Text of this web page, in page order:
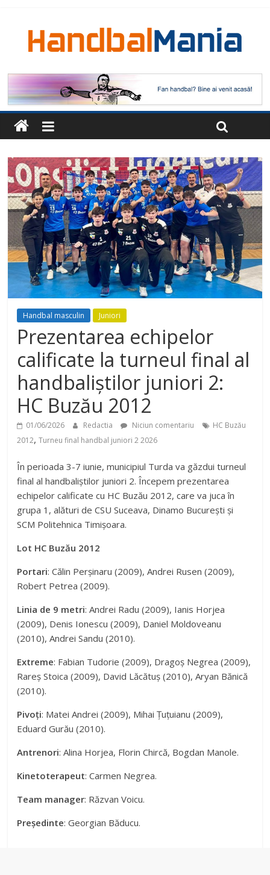
Handbal masculin Juniori
Prezentarea echipelor
calificate la turneul final al
handbaliștilor juniori 2:
HC Buzău 2012
01/06/2026 Redactia Niciun comentariu
HC Buzău
2012,Turneu final handbal juniori 2 2026
În perioada 3-7 iunie, municipiul Turda va găzdui turneul
final al handbaliștilor juniori 2. Începem prezentarea
echipelor calificate cu HC Buzău 2012, care va juca în
grupa 1, alături de CSU Suceava, Dinamo București și
SCM Politehnica Timișoara.
Lot HC Buzău 2012
Portari: Călin Perșinaru (2009), Andrei Rusen (2009),
Robert Petrea (2009).
Linia de 9 metri: Andrei Radu (2009), Ianis Horjea
(2009), Denis Ionescu (2009), Daniel Moldoveanu
(2010), Andrei Sandu (2010).
Extreme: Fabian Tudorie (2009), Dragoș Negrea (2009),
Rareș Stoica (2009), David Lăcătuș (2010), Aryan Bănică
(2010).
Pivoți: Matei Andrei (2009), Mihai Țuțuianu (2009),
Eduard Gurău (2010).
Antrenori: Alina Horjea, Florin Chircă, Bogdan Manole.
Kinetoterapeut: Carmen Negrea.
Team manager: Răzvan Voicu.
Președinte: Georgian Băducu.